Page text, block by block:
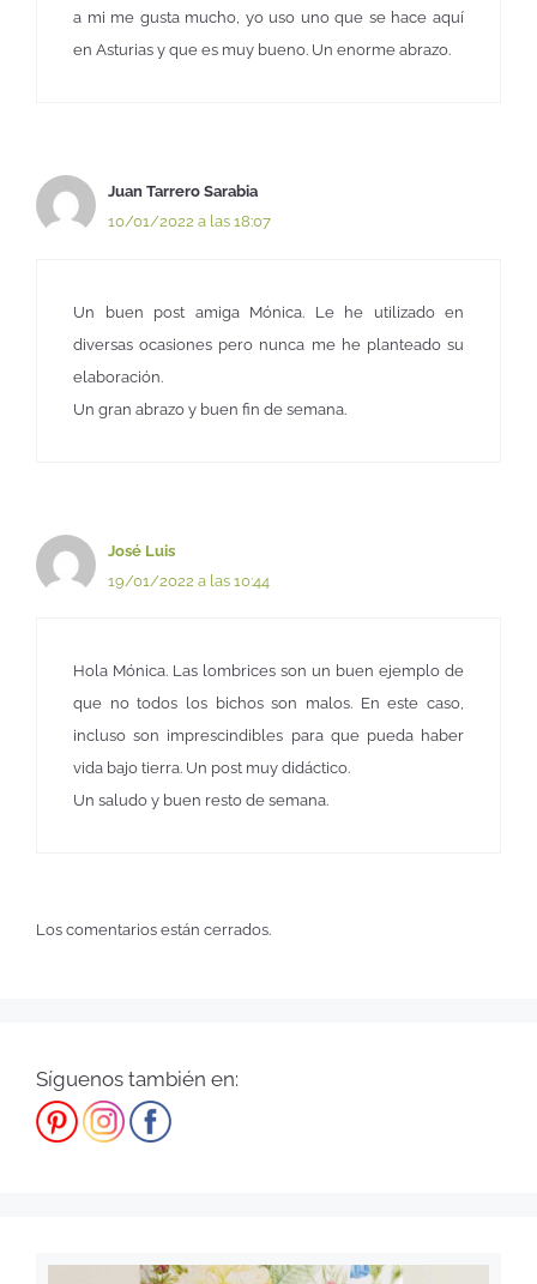
a mi me gusta mucho, yo uso uno que se hace aquí
en Asturias y que es muy bueno. Un enorme abrazo.
Juan Tarrero Sarabia
10/01/2022 a las 18:07
Un buen post amiga Mónica. Le he utilizado en
diversas ocasiones pero nunca me he planteado su
elaboración.
Un gran abrazo y buen fin de semana.
José Luis
19/01/2022 a las 10:44
Hola Mónica. Las lombrices son un buen ejemplo de
que no todos los bichos son malos. En este caso,
incluso son imprescindibles para que pueda haber
vida bajo tierra. Un post muy didáctico.
Un saludo y buen resto de semana.
Los comentarios están cerrados.
Síguenos también en: